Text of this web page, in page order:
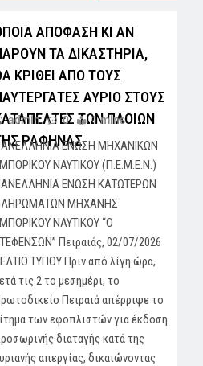
ΑΠΟΦΑΣΗ ΚΙ ΑΝ
ΤΑ ΔΙΚΑΣΤΗΡΙΑ,
ΚΡΙΘΕΙ ΑΠΟ ΤΟΥΣ
ΑΥΡΙΟ ΣΤΟΥΣ
ΤΩΝ ΠΛΟΙΩΝ
ΡΑΦΗΝΑΣ
admin 0 1 mins
ΕΝΩΣΗ ΜΗΧΑΝΙΚΩΝ
ΝΑΥΤΙΚΟΥ (Π.Ε.Μ.Ε.Ν.)
ΕΝΩΣΗ ΚΑΤΩΤΕΡΩΝ
ΜΗΧΑΝΗΣ
ΝΑΥΤΙΚΟΥ “Ο
Πειραιάς, 02/07/2026
ΤΥΠΟΥ Πριν από λίγη ώρα,
τις 2 το μεσημέρι, το
Πειραιά απέρριψε το
των εφοπλιστών για έκδοση
διαταγής κατά της
απεργίας, δικαιώνοντας